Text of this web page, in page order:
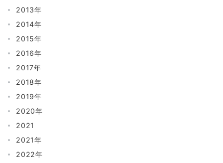
2013年
2014年
2015年
2016年
2017年
2018年
2019年
2020年
2021
2021年
2022年